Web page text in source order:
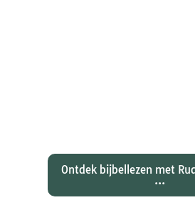
Ontdek bijbellezen met
...